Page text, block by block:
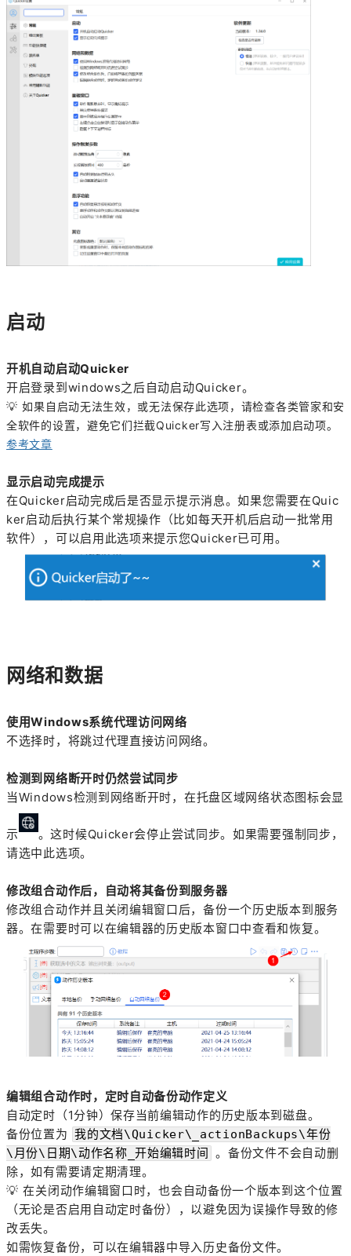
启动
开机自动启动Quicker
开启登录到windows之后自动启动Quicker。
💡 如果自启动无法生效，或无法保存此选项，请检查各类管家和安
全软件的设置，避免它们拦截Quicker写入注册表或添加启动项。
参考文章
显示启动完成提示
在Quicker启动完成后是否显示提示消息。如果您需要在Quic
ker启动后执行某个常规操作（比如每天开机后启动一批常用
软件），可以启用此选项来提示您Quicker已可用。
网络和数据
使用Windows系统代理访问网络
不选择时，将跳过代理直接访问网络。
检测到网络断开时仍然尝试同步
当Windows检测到网络断开时，在托盘区域网络状态图标会显
示
。这时候Quicker会停止尝试同步。如果需要强制同步，
请选中此选项。
修改组合动作后，自动将其备份到服务器
修改组合动作并且关闭编辑窗口后，备份一个历史版本到服务
器。在需要时可以在编辑器的历史版本窗口中查看和恢复。
编辑组合动作时，定时自动备份动作定义
自动定时（1分钟）保存当前编辑动作的历史版本到磁盘。
备份位置为 我的文档\Quicker\_actionBackups\年份
\月份\日期\动作名称_开始编辑时间
。备份文件不会自动删
除，如有需要请定期清理。
💡 在关闭动作编辑窗口时，也会自动备份一个版本到这个位置
（无论是否启用自动定时备份），以避免因为误操作导致的修
改丢失。
如需恢复备份，可以在编辑器中导入历史备份文件。